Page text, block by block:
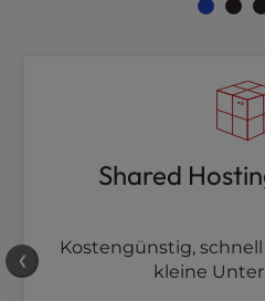
Shared
Kostengünstig,
kleine
❮